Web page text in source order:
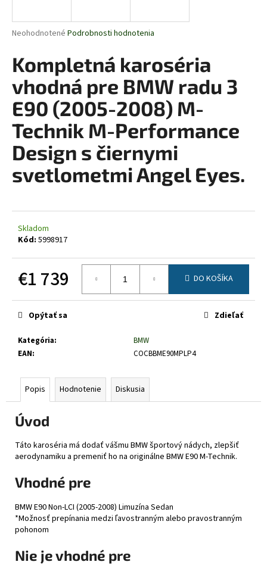
Priemerné
produktu
je
z
5
hviezdičiek.
Neohodnotené Podrobnosti hodnotenia
Kompletná karoséria
vhodná pre BMW radu 3
E90 (2005-2008) M-
Technik M-Performance
Design s čiernymi
svetlometmi Angel Eyes.
Skladom
Kód: 5998917
€1 739
cena:
DO KOŠÍKA
Kategória:
BMW
EAN: COCBBME90MPLP4
Opýtať sa Zdieľať
Popis Hodnotenie Diskusia
Úvod
Táto karoséria má dodať vášmu BMW športový nádych, zlepšiť
aerodynamiku a premeniť ho na originálne BMW E90 M-Technik.
Vhodné pre
BMW E90 Non-LCI (2005-2008) Limuzína Sedan
*Možnosť prepínania medzi ľavostranným alebo pravostranným
pohonom
Nie je vhodné pre
j
ť
?
HĽADAŤ
p
o
ú